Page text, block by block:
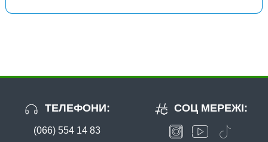
ТЕЛЕФОНИ:
(066) 554 14 83
СОЦ МЕРЕЖІ: